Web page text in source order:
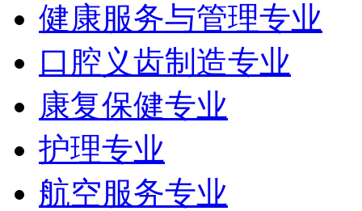
健康服务与管理专业
口腔义齿制造专业
康复保健专业
护理专业
航空服务专业